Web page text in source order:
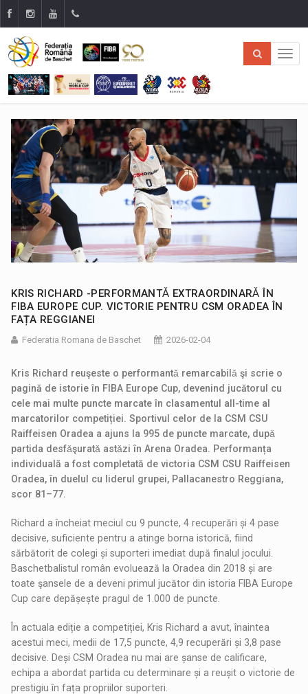
KRIS RICHARD -PERFORMANTǍ EXTRAORDINARǍ ÎN
FIBA EUROPE CUP. VICTORIE PENTRU CSM ORADEA ÎN
FAȚA REGGIANEI
Federatia Romana de Baschet 2026-02-04
Kris Richard reuşeste o performantǎ remarcabilǎ şi scrie o
pagină de istorie în FIBA Europe Cup, devenind jucătorul cu
cele mai multe puncte marcate în clasamentul all-time al
marcatorilor competiției. Sportivul celor de la CSM CSU
Raiffeisen Oradea a ajuns la 995 de puncte marcate, dupǎ
partida desfǎşuratǎ astǎzi în Arena Oradea. Performanța
individuală a fost completată de victoria CSM CSU Raiffeisen
Oradea, în duelul cu liderul grupei, Pallacanestro Reggiana,
scor 81–77.
Richard a încheiat meciul cu 9 puncte, 4 recuperări și 4 pase
decisive, suficiente pentru a atinge borna istorică, fiind
sărbătorit de colegi și suporteri imediat după finalul jocului.
Baschetbalistul român evoluează la Oradea din 2018 și are
toate şansele de a deveni primul jucător din istoria FIBA Europe
Cup care depășește pragul de 1.000 de puncte.
În actuala ediție a competiției, Kris Richard a avut, înaintea
acestui meci, medii de 17,5 puncte, 4,9 recuperări și 3,8 pase
decisive. Deși CSM Oradea nu mai are șanse de calificare,
echipa a abordat partida cu determinare și a reușit o victorie de
prestigiu în fața propriilor suporteri.